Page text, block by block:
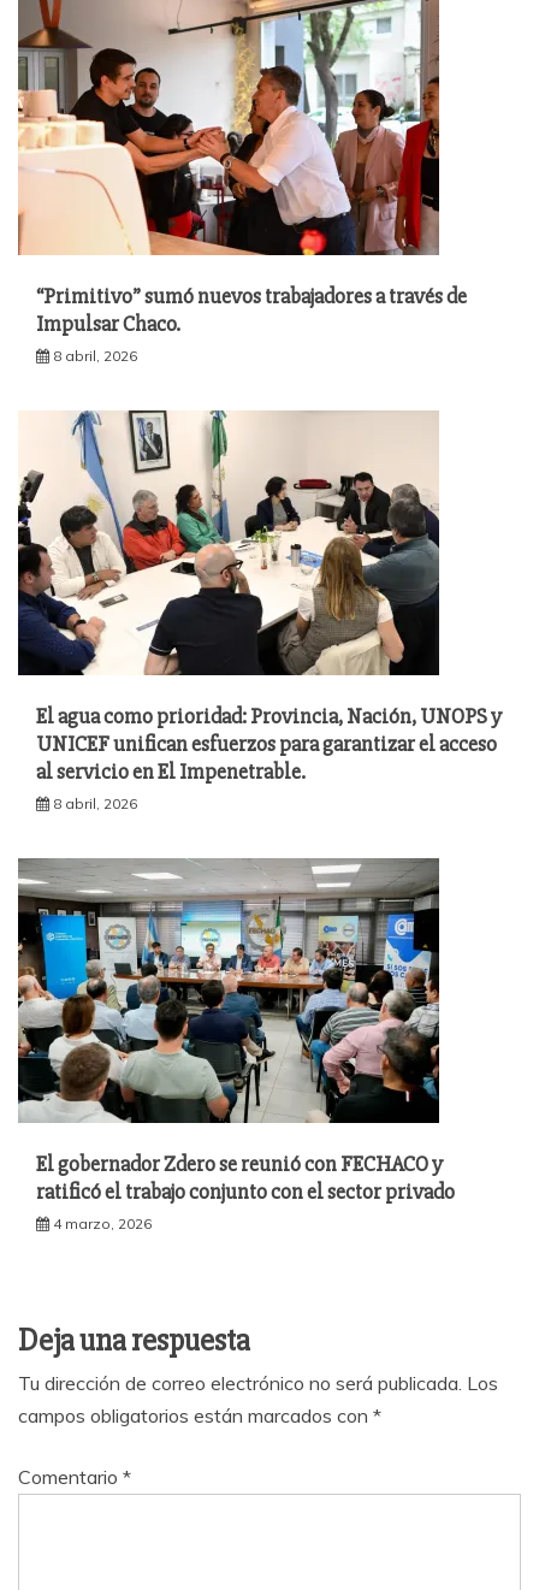
“Primitivo” sumó nuevos trabajadores a través de
Impulsar Chaco.
8 abril, 2026
El agua como prioridad: Provincia, Nación, UNOPS y
UNICEF unifican esfuerzos para garantizar el acceso
al servicio en El Impenetrable.
8 abril, 2026
El gobernador Zdero se reunió con FECHACO y
ratificó el trabajo conjunto con el sector privado
4 marzo, 2026
Deja una respuesta
Tu dirección de correo electrónico no será publicada. Los
campos obligatorios están marcados con *
Comentario *